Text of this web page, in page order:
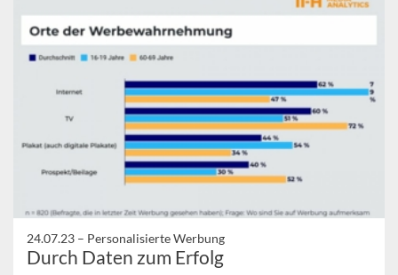
24.07.23 – Personalisierte Werbung
Durch Daten zum Erfolg